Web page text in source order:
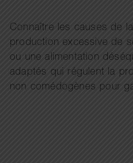
Connaître les causes de
production excessive de
ou une alimentation
adaptés qui régulent la
non comédogènes pour